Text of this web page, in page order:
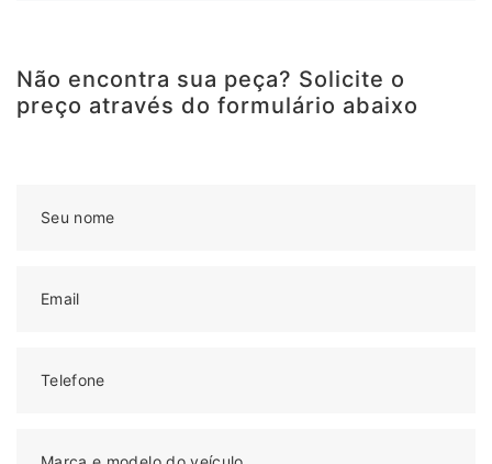
Não encontra sua peça? Solicite o
preço através do formulário abaixo
Seu nome
Email
Telefone